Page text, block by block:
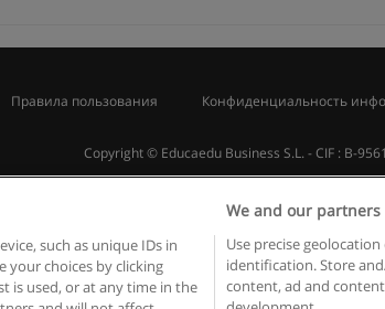
Правила пользования Конфиденциальность
Copyright © Educaedu Business S.L. - CIF : B-
such as unique IDs in
your choices by clicking
is used, or at any time in the
We and our
Use precise
identification. Store
content, ad and